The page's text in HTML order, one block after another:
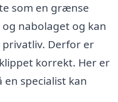
som en grænse
nabolaget og kan
privatliv. Derfor er
korrekt. Her er
specialist kan